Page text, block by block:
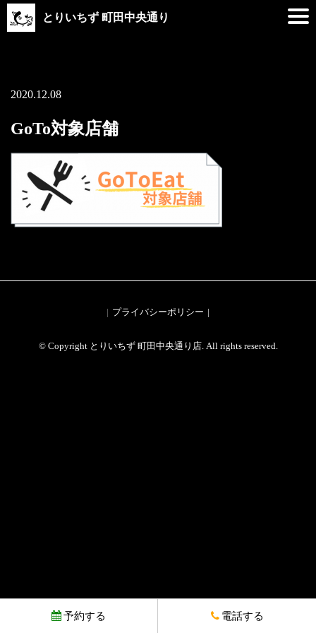
とりいちず 町田中央通り
2020.12.08
GoTo対象店舗
プライバシーポリシー
© Copyright とりいちず 町田中央通り店. All rights reserved.
予約する 電話する